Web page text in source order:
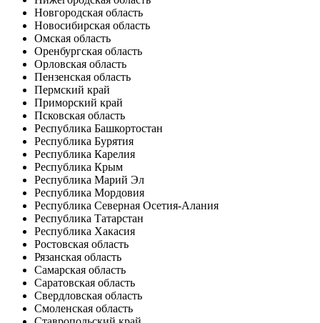
Новгородская область
Новосибирская область
Омская область
Оренбургская область
Орловская область
Пензенская область
Пермский край
Приморский край
Псковская область
Республика Башкортостан
Республика Бурятия
Республика Карелия
Республика Крым
Республика Марий Эл
Республика Мордовия
Республика Северная Осетия-Алания
Республика Татарстан
Республика Хакасия
Ростовская область
Рязанская область
Самарская область
Саратовская область
Свердловская область
Смоленская область